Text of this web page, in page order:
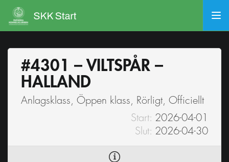
#4301 – VILTSPÅR –
HALLAND
Anlagsklass, Öppen klass, Rörligt, Officiellt
Start: 2026-04-01
Slut: 2026-04-30